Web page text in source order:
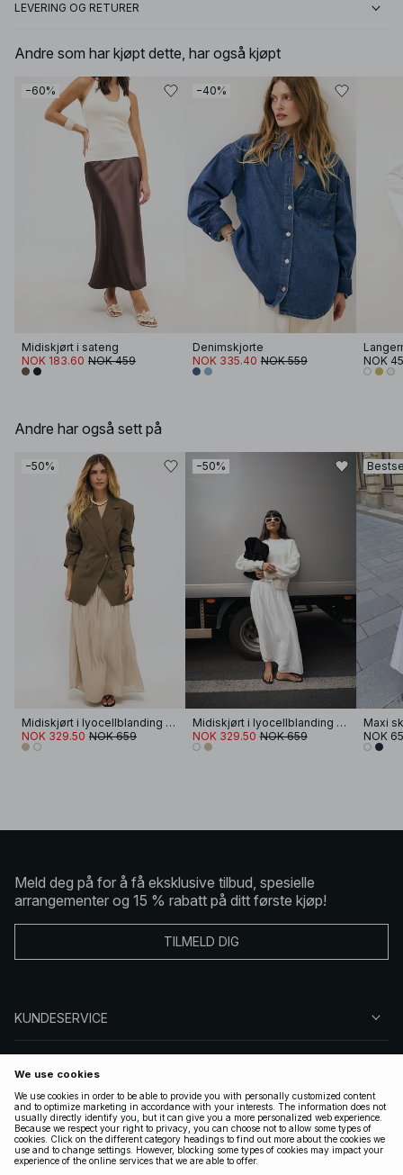
LEVERING OG RETURER
Andre som har kjøpt dette, har også kjøpt
−60%
Midiskjørt i sateng
NOK 183.60 NOK 459
−40%
Denimskjorte
NOK 335.40 NOK 559
NOK
Andre har også sett på
−50%
Midiskjørt i lyocellblanding med plissert detalj
NOK 329.50 NOK 659
−50%
Midiskjørt i lyocellblanding med plissert detalj
NOK 329.50 NOK 659 NOK
Meld deg på for å få eksklusive tilbud, spesielle
arrangementer og 15 % rabatt på ditt første kjøp!
TILMELD DIG
KUNDESERVICE
FØLG OSS
LOVLIG